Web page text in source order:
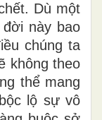
Dù một
này bao
chúng ta
không theo
thể mang
lộ sự vô